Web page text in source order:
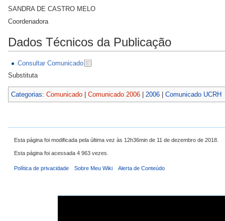
SANDRA DE CASTRO MELO
Coordenadora
Dados Técnicos da Publicação
Consultar Comunicado
Substituta
Categorias: Comunicado Comunicado 2006 2006 Comunicado UCRH
Esta página foi modificada pela última vez às 12h36min de 11 de dezembro de 2018.
Esta página foi acessada 4 963 vezes.
Política de privacidade Sobre Meu Wiki Alerta de Conteúdo